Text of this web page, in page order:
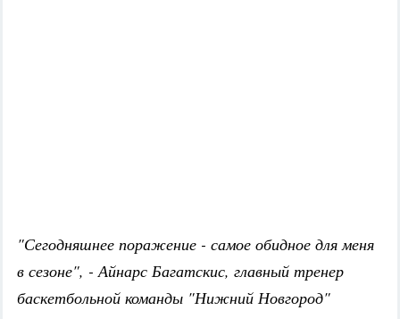
"Сегодняшнее поражение - самое обидное для меня
в сезоне", - Айнарс Багатскис, главный тренер
баскетбольной команды "Нижний Новгород"